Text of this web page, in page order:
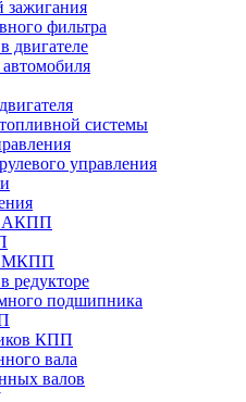
зажигания
фильтра
двигателе
системы
управления
АКПП
МКПП
редукторе
подшипника
КПП
вала
валов